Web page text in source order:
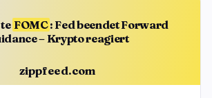
FOMC: Fed beendet Forward
– Krypto reagiert
zippfeed.com